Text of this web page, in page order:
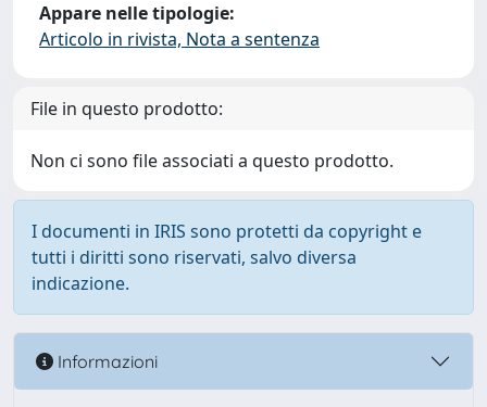
Appare nelle tipologie:
Articolo in rivista, Nota a sentenza
File in questo prodotto:
Non ci sono file associati a questo prodotto.
I documenti in IRIS sono protetti da copyright e
tutti i diritti sono riservati, salvo diversa
indicazione.
Informazioni